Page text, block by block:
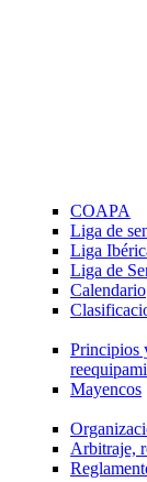
COAPA
Liga de
Liga
Liga de
Calendario
Principios
Mayencos
Arbitraje,